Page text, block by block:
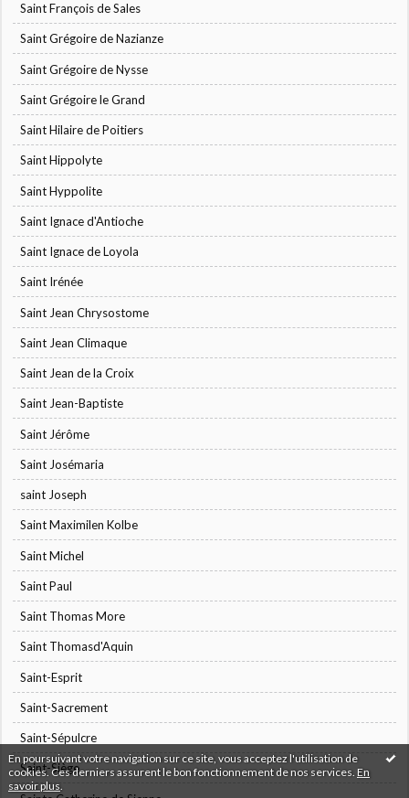
En poursuivant votre navigation sur ce site, vous acceptez l'utilisation de
cookies. Ces derniers assurent le bon fonctionnement de nos services. En
savoir plus
Saint François de Sales
Saint Grégoire de Nazianze
Saint Grégoire de Nysse
Saint Grégoire le Grand
Saint Hilaire de Poitiers
Saint Hippolyte
Saint Hyppolite
Saint Ignace d'Antioche
Saint Ignace de Loyola
Saint Irénée
Saint Jean Chrysostome
Saint Jean Climaque
Saint Jean de la Croix
Saint Jean-Baptiste
Saint Jérôme
Saint Josémaria
saint Joseph
Saint Maximilen Kolbe
Saint Michel
Saint Paul
Saint Thomas More
Saint Thomasd'Aquin
Saint-Esprit
Saint-Sacrement
Saint-Sépulcre
Saint-Siège